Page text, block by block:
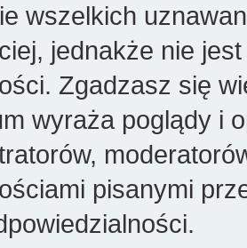
wszelkich
jednakże nie
Zgadzasz się
wyraża poglądy i
pisanymi